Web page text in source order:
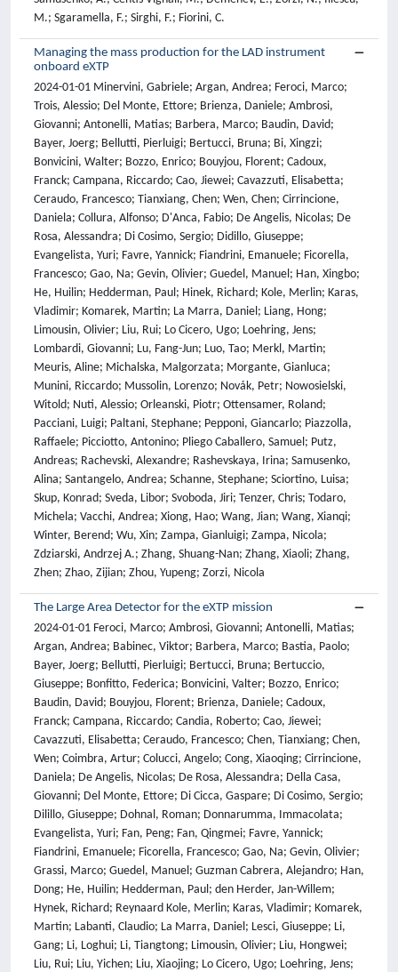
M.; Sgaramella, F.; Sirghi, F.; Fiorini, C.
Managing the mass production for the LAD instrument
onboard eXTP
2024-01-01 Minervini, Gabriele; Argan, Andrea; Feroci, Marco;
Trois, Alessio; Del Monte, Ettore; Brienza, Daniele; Ambrosi,
Giovanni; Antonelli, Matias; Barbera, Marco; Baudin, David;
Bayer, Joerg; Bellutti, Pierluigi; Bertucci, Bruna; Bi, Xingzi;
Bonvicini, Walter; Bozzo, Enrico; Bouyjou, Florent; Cadoux,
Franck; Campana, Riccardo; Cao, Jiewei; Cavazzuti, Elisabetta;
Ceraudo, Francesco; Tianxiang, Chen; Wen, Chen; Cirrincione,
Daniela; Collura, Alfonso; D'Anca, Fabio; De Angelis, Nicolas; De
Rosa, Alessandra; Di Cosimo, Sergio; Didillo, Giuseppe;
Evangelista, Yuri; Favre, Yannick; Fiandrini, Emanuele; Ficorella,
Francesco; Gao, Na; Gevin, Olivier; Guedel, Manuel; Han, Xingbo;
He, Huilin; Hedderman, Paul; Hinek, Richard; Kole, Merlin; Karas,
Vladimir; Komarek, Martin; La Marra, Daniel; Liang, Hong;
Limousin, Olivier; Liu, Rui; Lo Cicero, Ugo; Loehring, Jens;
Lombardi, Giovanni; Lu, Fang-Jun; Luo, Tao; Merkl, Martin;
Meuris, Aline; Michalska, Malgorzata; Morgante, Gianluca;
Munini, Riccardo; Mussolin, Lorenzo; Novák, Petr; Nowosielski,
Witold; Nuti, Alessio; Orleanski, Piotr; Ottensamer, Roland;
Pacciani, Luigi; Paltani, Stephane; Pepponi, Giancarlo; Piazzolla,
Raffaele; Picciotto, Antonino; Pliego Caballero, Samuel; Putz,
Andreas; Rachevski, Alexandre; Rashevskaya, Irina; Samusenko,
Alina; Santangelo, Andrea; Schanne, Stephane; Sciortino, Luisa;
Skup, Konrad; Sveda, Libor; Svoboda, Jiri; Tenzer, Chris; Todaro,
Michela; Vacchi, Andrea; Xiong, Hao; Wang, Jian; Wang, Xianqi;
Winter, Berend; Wu, Xin; Zampa, Gianluigi; Zampa, Nicola;
Zdziarski, Andrzej A.; Zhang, Shuang-Nan; Zhang, Xiaoli; Zhang,
Zhen; Zhao, Zijian; Zhou, Yupeng; Zorzi, Nicola
The Large Area Detector for the eXTP mission
2024-01-01 Feroci, Marco; Ambrosi, Giovanni; Antonelli, Matias;
Argan, Andrea; Babinec, Viktor; Barbera, Marco; Bastia, Paolo;
Bayer, Joerg; Bellutti, Pierluigi; Bertucci, Bruna; Bertuccio,
Giuseppe; Bonfitto, Federica; Bonvicini, Valter; Bozzo, Enrico;
Baudin, David; Bouyjou, Florent; Brienza, Daniele; Cadoux,
Franck; Campana, Riccardo; Candia, Roberto; Cao, Jiewei;
Cavazzuti, Elisabetta; Ceraudo, Francesco; Chen, Tianxiang; Chen,
Wen; Coimbra, Artur; Colucci, Angelo; Cong, Xiaoqing; Cirrincione,
Daniela; De Angelis, Nicolas; De Rosa, Alessandra; Della Casa,
Giovanni; Del Monte, Ettore; Di Cicca, Gaspare; Di Cosimo, Sergio;
Dilillo, Giuseppe; Dohnal, Roman; Donnarumma, Immacolata;
Evangelista, Yuri; Fan, Peng; Fan, Qingmei; Favre, Yannick;
Fiandrini, Emanuele; Ficorella, Francesco; Gao, Na; Gevin, Olivier;
Grassi, Marco; Guedel, Manuel; Guzman Cabrera, Alejandro; Han,
Dong; He, Huilin; Hedderman, Paul; den Herder, Jan-Willem;
Hynek, Richard; Reynaard Kole, Merlin; Karas, Vladimir; Komarek,
Martin; Labanti, Claudio; La Marra, Daniel; Lesci, Giuseppe; Li,
Gang; Li, Loghui; Li, Tiangtong; Limousin, Olivier; Liu, Hongwei;
Liu, Rui; Liu, Yichen; Liu, Xiaojing; Lo Cicero, Ugo; Loehring, Jens;